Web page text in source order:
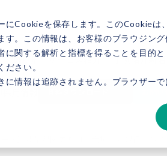
にCookieを保存します。このCookieは
。この情報は、お客様のブラウジン
に関する解析と指標を得ることを目的
ださい。
情報は追跡されません。ブラウザー
ル総研 サービス紹介 事例紹介新
ース】岐阜県関ケ原町、大垣共立銀行、